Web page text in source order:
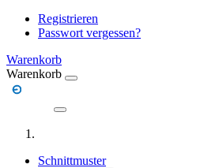
Registrieren
Passwort vergessen?
Warenkorb
Warenkorb
Schnittmuster